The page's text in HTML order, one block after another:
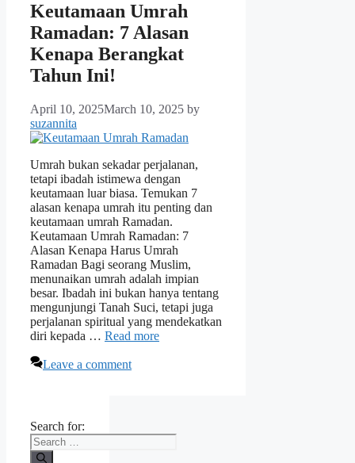
Keutamaan Umrah
Ramadan: 7 Alasan
Kenapa Berangkat
Tahun Ini!
April 10, 2025March 10, 2025 by
suzannita
Umrah bukan sekadar perjalanan,
tetapi ibadah istimewa dengan
keutamaan luar biasa. Temukan 7
alasan kenapa umrah itu penting dan
keutamaan umrah Ramadan.
Keutamaan Umrah Ramadan: 7
Alasan Kenapa Harus Umrah
Ramadan Bagi seorang Muslim,
menunaikan umrah adalah impian
besar. Ibadah ini bukan hanya tentang
mengunjungi Tanah Suci, tetapi juga
perjalanan spiritual yang mendekatkan
diri kepada … Read more
Leave a comment
Search for: